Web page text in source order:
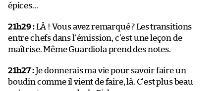
épices…
21h29 :LÀ ! Vous avez remarqué ? Les transitions
entre chefs dans l’émission, c’est une leçon de
maîtrise. Même Guardiola prend des notes.
21h27 :Je donnerais ma vie pour savoir faire un
boudin comme il vient de faire, là. C’est plus beau